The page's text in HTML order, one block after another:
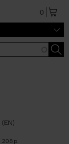
0
(EN)
208